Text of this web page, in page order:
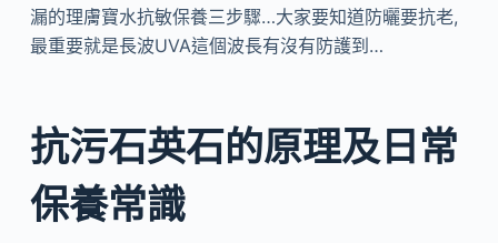
漏的理膚寶水抗敏保養三步驟…​大家要知道防曬要抗老,
最重要就是長波UVA這個波長有沒有防護到…
抗污石英石的原理及日常
保養常識